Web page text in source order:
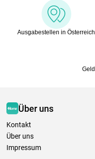
Ausgabestellen in Österreich
Über uns
Kontakt
Über uns
Impressum